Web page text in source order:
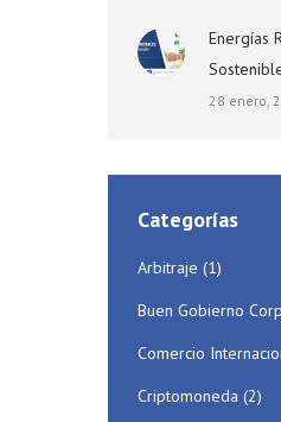
Energías
28 enero,
Categorías
Arbitraje (1)
Buen Gobierno
Comercio
Criptomoneda (2)